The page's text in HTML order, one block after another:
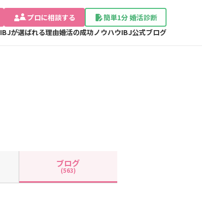
プロに相談する
簡単1分 婚活診断
IBJが選ばれる理由婚活の成功ノウハウIBJ公式ブログ
ブログ
(563)